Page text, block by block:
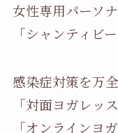
女性専用パーソ
「シャンティビー
感染症対策を万
「対面ヨガレッス
「オンラインヨ